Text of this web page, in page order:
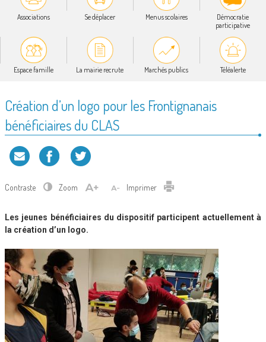
Associations Se déplacer Menus scolaires
Démocratie
participative
Espace famille La mairie recrute Marchés publics Téléalerte
Création d’un logo pour les Frontignanais
bénéficiaires du CLAS
Contraste Zoom Imprimer
Les jeunes bénéficiaires du dispositif participent actuellement à
la création d’un logo.